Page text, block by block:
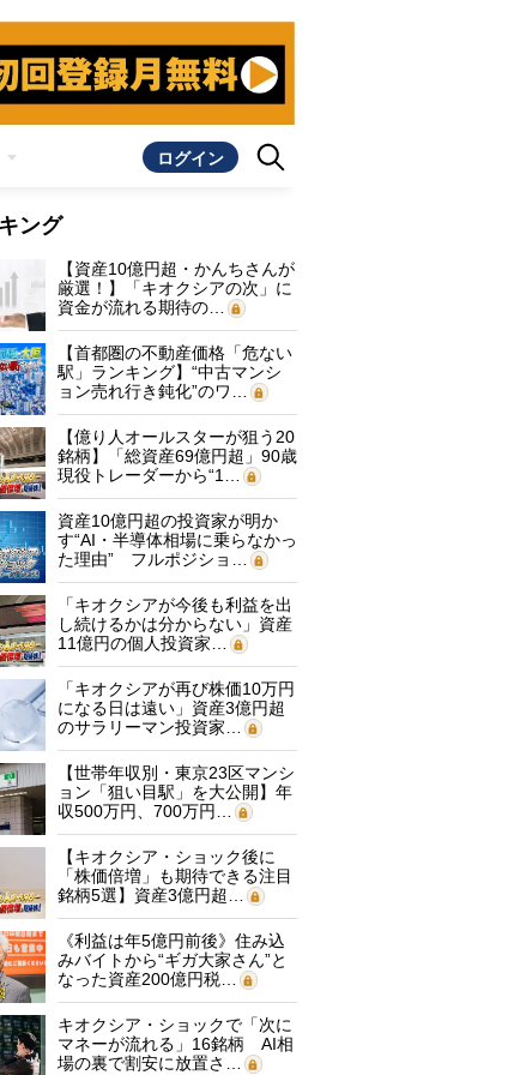
ログイン
ング
【資産10億円超・かんちさんが
厳選！】「キオクシアの次」に
資金が流れる期待の…
【首都圏の不動産価格「危ない
駅」ランキング】“中古マンシ
ョン売れ行き鈍化”のワ…
【億り人オールスターが狙う20
銘柄】「総資産69億円超」90歳
現役トレーダーから“1…
資産10億円超の投資家が明か
す“AI・半導体相場に乗らなかっ
た理由” フルポジショ…
「キオクシアが今後も利益を出
し続けるかは分からない」資産
11億円の個人投資家…
「キオクシアが再び株価10万円
になる日は遠い」資産3億円超
のサラリーマン投資家…
【世帯年収別・東京23区マンシ
ョン「狙い目駅」を大公開】年
収500万円、700万円…
【キオクシア・ショック後に
「株価倍増」も期待できる注目
銘柄5選】資産3億円超…
《利益は年5億円前後》住み込
みバイトから“ギガ大家さん”と
なった資産200億円税…
キオクシア・ショックで「次に
マネーが流れる」16銘柄 AI相
場の裏で割安に放置さ…